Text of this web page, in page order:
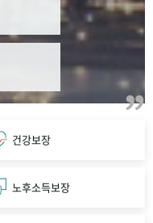
건강보장
노후소득보장